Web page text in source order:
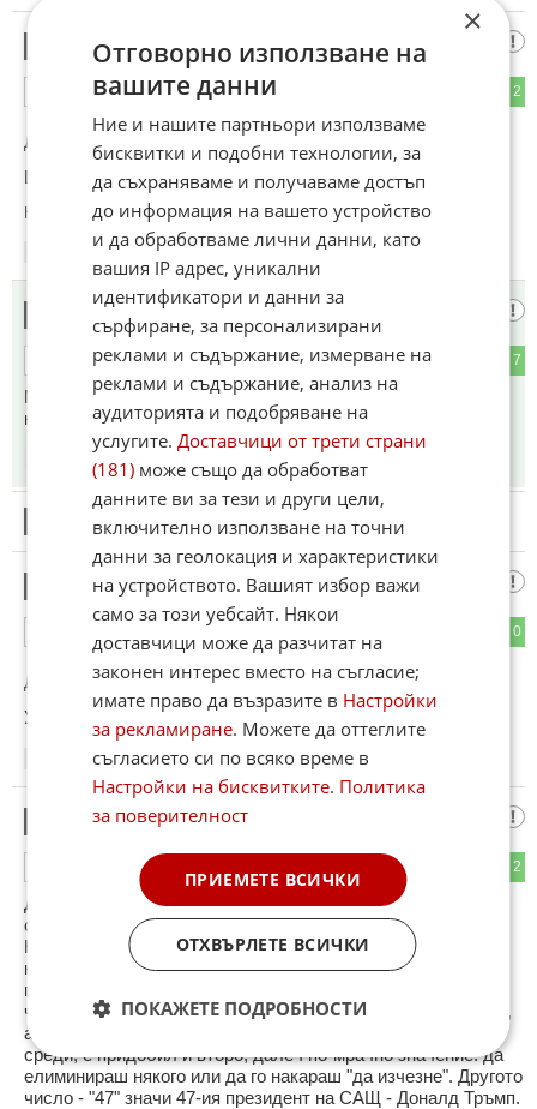
?????
2
ОТГОВОР
До коментар
Ще се радвам да го прочета.
Коментиран от#14,#15
13.06.2026
Летец Пешеходец
7
ОТГОВОР
Мелания я взимам с децата. Бай Дончо да и осигури
някаква зестра и е свободен.
13.06.2026
Този коментар е премахнат от модератор.
Дано
0
До коментар#12от "?????":
Успя!
13.06.2026
Хмммм,
2
Да доживееш до 17-ти! А американците ще го пуснат ли
след посланието 86 47 изписано върху тревата на
Националната алея (National Mall) във Вашингтон? "86" е
код, който първоначално произлиза от американската
гастрономия през 30-те години на миналия век и означава,
че даден артикул или ястие е изчерпано и липсва кухнята,
а "to 86 someone", особено в мафиотските и престъпните
среди, е придобил и второ, далеч по-мрачно значение: да
елиминираш някого или да го накараш "да изчезне". Другото
число - "47" значи 47-ия президент на САЩ - Доналд Тръмп.
×
Отговорно използване на
вашите данни
Ние и нашите партньори използваме
бисквитки и подобни технологии, за
да съхраняваме и получаваме достъп
до информация на вашето устройство
и да обработваме лични данни, като
вашия IP адрес, уникални
идентификатори и данни за
сърфиране, за персонализирани
реклами и съдържание, измерване на
реклами и съдържание, анализ на
аудиторията и подобряване на
услугите.Доставчици от трети страни
(181) може също да обработват
данните ви за тези и други цели,
включително използване на точни
данни за геолокация и характеристики
на устройството. Вашият избор важи
само за този уебсайт. Някои
доставчици може да разчитат на
законен интерес вместо на съгласие;
имате право да възразите в Настройки
за рекламиране. Можете да оттеглите
съгласието си по всяко време в
Настройки на бисквитките. Политика
за поверителност
ПРИЕМЕТЕ ВСИЧКИ
ОТХВЪРЛЕТЕ ВСИЧКИ
ПОКАЖЕТЕ ПОДРОБНОСТИ